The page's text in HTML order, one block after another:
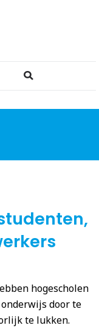
hogescholen
door te
te lukken.